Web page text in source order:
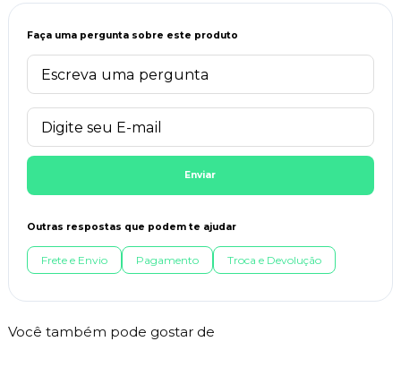
Faça uma pergunta sobre este produto
Enviar
Outras respostas que podem te ajudar
Frete e Envio Pagamento Troca e Devolução
Você também pode gostar de